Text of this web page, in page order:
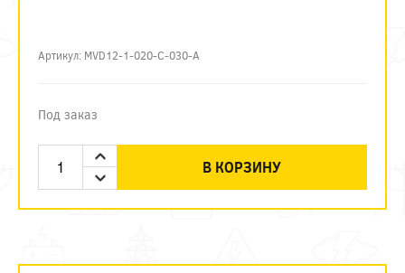
Артикул: MVD12-1-020-C-030-A
Под заказ
В КОРЗИНУ